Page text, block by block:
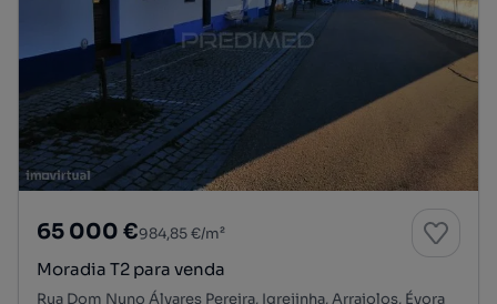
65 000 €984,85 €/m²
Moradia T2 para venda
Rua Dom Nuno Álvares Pereira, Igrejinha, Arraiolos, Évora